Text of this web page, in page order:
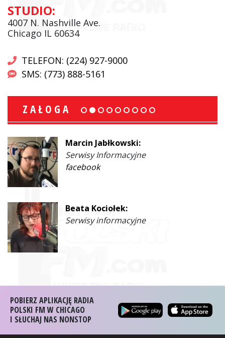
STUDIO:
4007 N. Nashville Ave.
Chicago IL 60634
TELEFON: (224) 927-9000
SMS: (773) 888-5161
ZAŁOGA
Marcin Jabłkowski:
Serwisy Informacyjne
facebook
Beata Kociołek:
Serwisy informacyjne
POBIERZ APLIKACJĘ RADIA
POLSKI FM W CHICAGO
I SŁUCHAJ NAS NONSTOP